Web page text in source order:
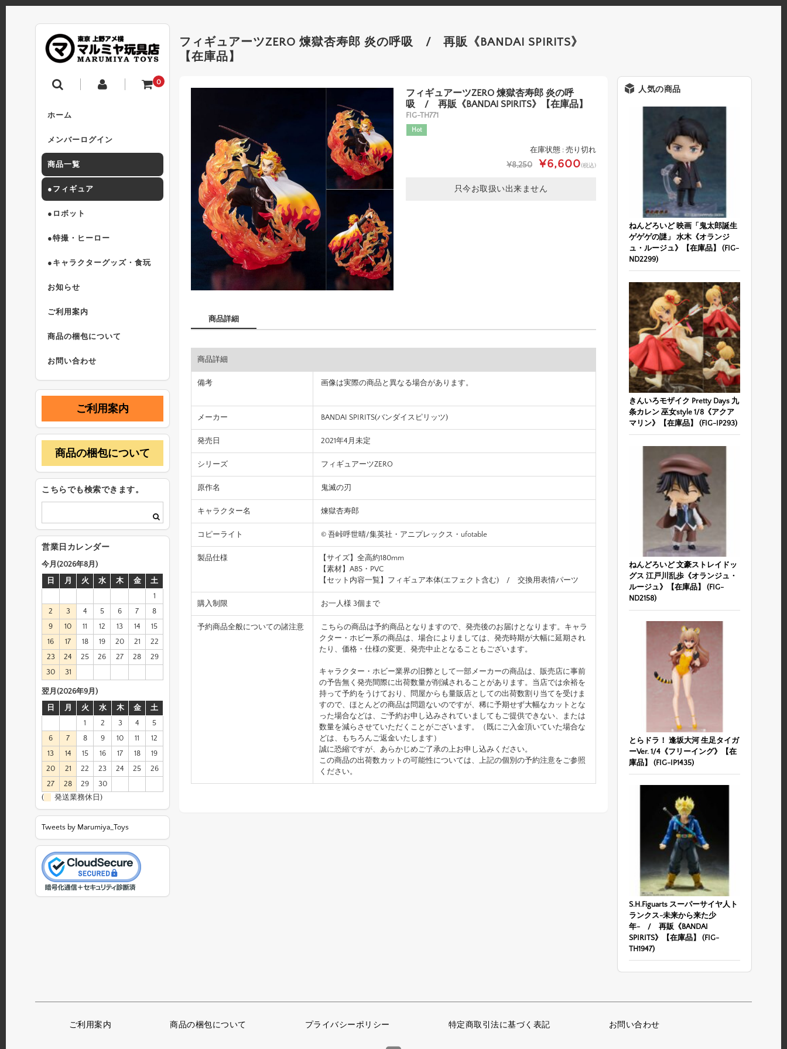
0
ホーム
メンバーログイン
商品一覧
●フィギュア
●ロボット
●特撮・ヒーロー
●キャラクターグッズ・食玩
お知らせ
ご利用案内
商品の梱包について
お問い合わせ
フィギュアーツZERO 煉獄杏寿郎 炎の呼吸 / 再販《BANDAI SPIRITS》
【在庫品】
フィギュアーツZERO 煉獄杏寿郎 炎の呼
吸 / 再販《BANDAI SPIRITS》【在庫品】
FIG-TH771
Hot
在庫状態 : 売り切れ
¥8,250 ¥6,600(税込)
只今お取扱い出来ません
商品詳細
商品詳細
備考 画像は実際の商品と異なる場合があります。
メーカー BANDAI SPIRITS(バンダイスピリッツ)
発売日 2021年4月未定
シリーズ フィギュアーツZERO
原作名 鬼滅の刃
キャラクター名 煉獄杏寿郎
コピーライト © 吾峠呼世晴/集英社・アニプレックス・ufotable
製品仕様
【サイズ】全高約180mm
【素材】ABS・PVC
【セット内容一覧】フィギュア本体(エフェクト含む) / 交換用表情パーツ
購入制限 お一人様 3個まで
予約商品全般についての諸注意
こちらの商品は予約商品となりますので、発売後のお届けとなります。キャラ
クター・ホビー系の商品は、場合によりましては、発売時期が大幅に延期され
たり、価格・仕様の変更、発売中止となることもございます。
キャラクター・ホビー業界の旧弊として一部メーカーの商品は、販売店に事前
の予告無く発売間際に出荷数量が削減されることがあります。当店では余裕を
持って予約をうけており、問屋からも量販店としての出荷数割り当てを受けま
すので、ほとんどの商品は問題ないのですが、稀に予期せず大幅なカットとな
った場合などは、ご予約お申し込みされていましてもご提供できない、または
数量を減らさせていただくことがございます。（既にご入金頂いていた場合な
どは、もちろんご返金いたします）
誠に恐縮ですが、あらかじめご了承の上お申し込みください。
この商品の出荷数カットの可能性については、上記の個別の予約注意をご参照
ください。
人気の商品
ねんどろいど 映画「鬼太郎誕生
ゲゲゲの謎」 水木《オランジ
ュ・ルージュ》【在庫品】 (FIG-
ND2299)
きんいろモザイク Pretty Days 九
条カレン 巫女style 1/8《アクア
マリン》【在庫品】 (FIG-IP293)
ねんどろいど 文豪ストレイドッ
グス 江戸川乱歩《オランジュ・
ルージュ》【在庫品】 (FIG-
ND2158)
とらドラ！ 逢坂大河 生足タイガ
ーVer. 1/4《フリーイング》【在
庫品】 (FIG-IP1435)
S.H.Figuarts スーパーサイヤ人ト
ランクス-未来から来た少
年- / 再販《BANDAI
SPIRITS》【在庫品】 (FIG-
TH1947)
ご利用案内
商品の梱包について
こちらでも検索できます。
営業日カレンダー
今月(2026年8月)
日
月 火 水 木 金
土
1
2
3 4 5 6 7
8
9
10 11 12 13 14
15
16
17 18 19 20 21
22
23
24 25 26 27 28
29
30
31
翌月(2026年9月)
日
月 火 水 木 金
土
1
2 3 4
5
6
7 8 9 10 11
12
13
14 15 16 17 18
19
20
21 22 23 24 25
26
27
28 29
30
(
発送業務休日)
Tweets by Marumiya_Toys
ご利用案内 商品の梱包について プライバシーポリシー 特定商取引法に基づく表記 お問い合わせ